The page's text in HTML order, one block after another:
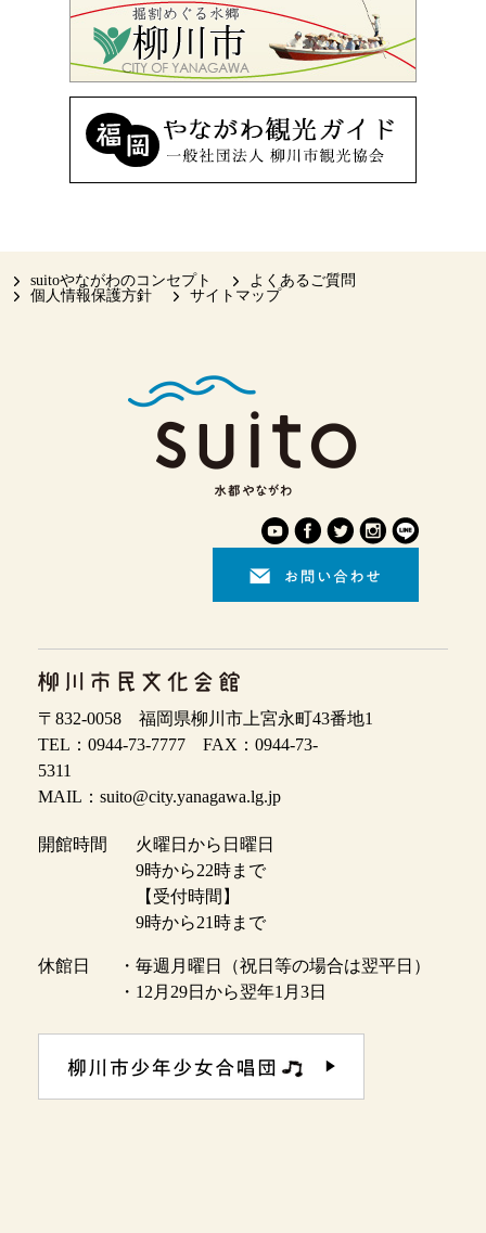
suitoやながわのコンセプト
よくあるご質問
個人情報保護方針
サイトマップ
〒832-0058 福岡県柳川市上宮永町43番地1
TEL：0944-73-7777 FAX：0944-73-
5311
MAIL：suito@city.yanagawa.lg.jp
開館時間
火曜日から日曜日
9時から22時まで
【受付時間】
9時から21時まで
休館日
・毎週月曜日（祝日等の場合は翌平日）
・12月29日から翌年1月3日